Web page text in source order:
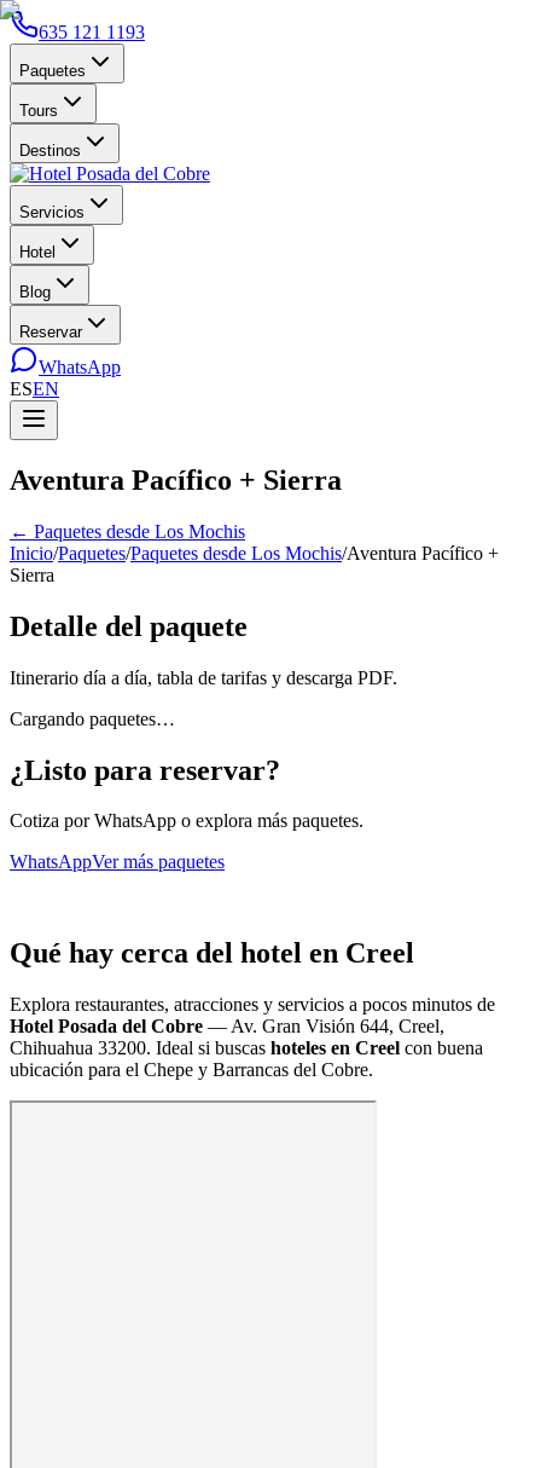
635 121 1193
Paquetes
Tours
Destinos
Servicios
Hotel
Blog
Reservar
WhatsApp
ESEN
Aventura Pacífico + Sierra
← Paquetes desde Los Mochis
Inicio/Paquetes/Paquetes desde Los Mochis/Aventura Pacífico +
Sierra
Detalle del paquete
Itinerario día a día, tabla de tarifas y descarga PDF.
Cargando paquetes…
¿Listo para reservar?
Cotiza por WhatsApp o explora más paquetes.
WhatsAppVer más paquetes
Qué hay cerca del hotel en Creel
Explora restaurantes, atracciones y servicios a pocos minutos de
Hotel Posada del Cobre — Av. Gran Visión 644, Creel,
Chihuahua 33200. Ideal si buscas hoteles en Creel con buena
ubicación para el Chepe y Barrancas del Cobre.